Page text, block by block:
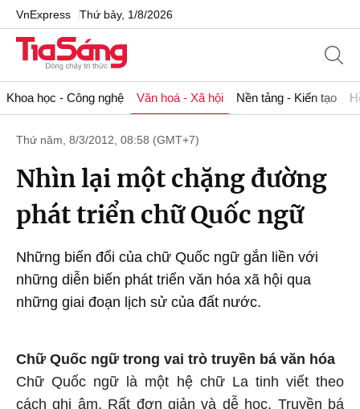
VnExpress Thứ bảy, 1/8/2026
Khoa học - Công nghệ Văn hoá - Xã hội Nền tảng - Kiến tạo
Thứ năm, 8/3/2012, 08:58 (GMT+7)
Nhìn lại một chặng đường
phát triển chữ Quốc ngữ
Những biến đổi của chữ Quốc ngữ gắn liền với
những diễn biến phát triển văn hóa xã hội qua
những giai đoạn lịch sử của đất nước.
Chữ Quốc ngữ trong vai trò truyền bá văn hóa
Chữ Quốc ngữ là một hệ chữ La tinh viết theo
cách ghi âm. Rất đơn giản và dễ học. Truyền bá